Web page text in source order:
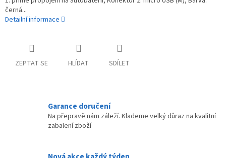
černá...
Detailní informace
ZEPTAT SE HLÍDAT SDÍLET
Garance doručení
Na přepravě nám záleží. Klademe velký důraz na kvalitní
zabalení zboží